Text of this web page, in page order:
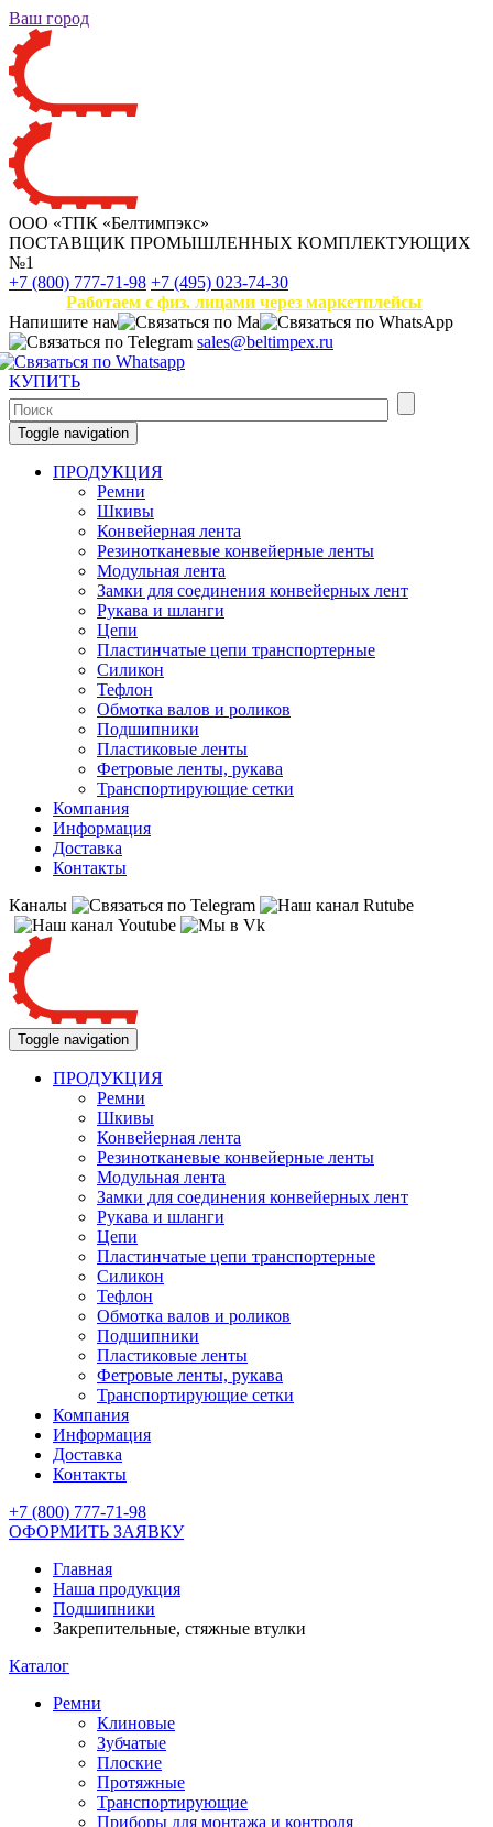
Ваш город
ООО «ТПК «Белтимпэкс»
ПОСТАВЩИК ПРОМЫШЛЕННЫХ КОМПЛЕКТУЮЩИХ
№1
+7 (800) 777-71-98 +7 (495) 023-74-30
Работаем с физ. лицами через маркетплейсы
Напишите нам
sales@beltimpex.ru
КУПИТЬ
Toggle navigation
ПРОДУКЦИЯ
Ремни
Шкивы
Конвейерная лента
Резинотканевые конвейерные ленты
Модульная лента
Замки для соединения конвейерных лент
Рукава и шланги
Цепи
Пластинчатые цепи транспортерные
Силикон
Тефлон
Обмотка валов и роликов
Подшипники
Пластиковые ленты
Фетровые ленты, рукава
Транспортирующие сетки
Компания
Информация
Доставка
Контакты
Каналы
Toggle navigation
ПРОДУКЦИЯ
Ремни
Шкивы
Конвейерная лента
Резинотканевые конвейерные ленты
Модульная лента
Замки для соединения конвейерных лент
Рукава и шланги
Цепи
Пластинчатые цепи транспортерные
Силикон
Тефлон
Обмотка валов и роликов
Подшипники
Пластиковые ленты
Фетровые ленты, рукава
Транспортирующие сетки
Компания
Информация
Доставка
Контакты
+7 (800) 777-71-98
ОФОРМИТЬ ЗАЯВКУ
Главная
Наша продукция
Подшипники
Закрепительные, стяжные втулки
Каталог
Ремни
Клиновые
Зубчатые
Плоские
Протяжные
Транспортирующие
Приборы для монтажа и контроля